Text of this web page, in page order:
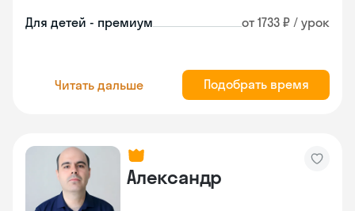
Для детей - премиум от 1733 ₽ / урок
Читать дальше Подобрать время
Александр